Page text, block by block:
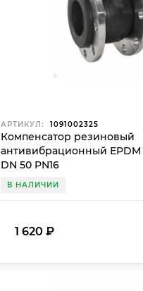
АРТИКУЛ: 1091002325
Компенсатор резиновый
антивибрационный
DN 50 PN16
В НАЛИЧИИ
1 620 ₽